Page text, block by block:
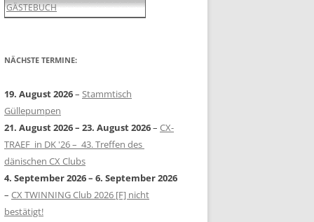
GÄSTEBUCH
NÄCHSTE TERMINE:
19. August 2026– Stammtisch
Güllepumpen
21. August 2026– 23. August 2026– CX-
TRAEF in DK '26 – 43. Treffen des
dänischen CX Clubs
4. September 2026– 6. September 2026
– CX TWINNING Club 2026 [F] nicht
bestätigt!